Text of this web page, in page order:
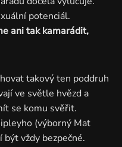
potenciál.
ani tak kamarádit,
takový ten poddruh
ve světle hvězd a
se komu svěřit.
(výborný Mat
vždy bezpečné.